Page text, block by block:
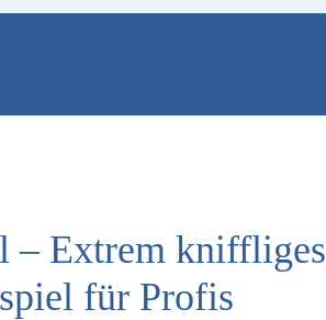
– Extrem kniffliges
für Profis